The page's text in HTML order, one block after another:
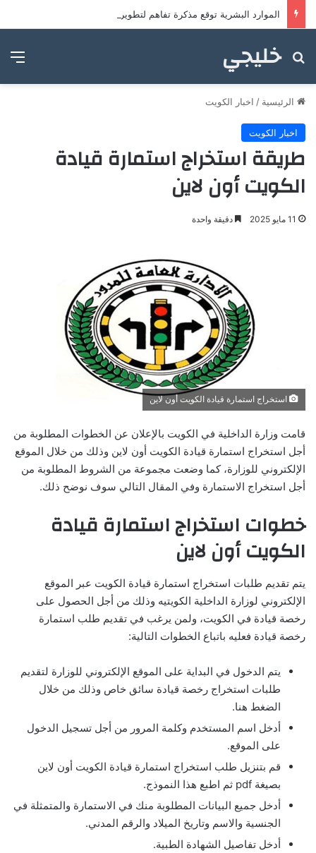
خليجي
بحث عن
الرئيسية / اخبار الكويت
اخبار الكويت
طريقة استخراج استمارة قيادة
الكويت أون لاين
11 مايو 2025 دقيقة واحدة
استخراج استمارة قيادة الكويت أون لاين
قامت وزارة الداخلية في الكويت بالإعلان عن الخطوات المطلوبة من
أجل استخراج استمارة قيادة الكويت أون لاين وذلك من خلال الموقع
الإلكتروني للوزارة، كما وضعت مجموعة من الشروط المطلوبة من
أجل استخراج الاستمارة وفي المقال التالي سوف نوضح ذلك.
خطوات استخراج استمارة قيادة
الكويت أون لاين
يتم تقديم طلبات استخراج استمارة قيادة الكويت عبر الموقع
الإلكتروني لوزارة الداخلية الكويتيه وذلك من أجل الحصول على
رخصة قيادة في الكويت، ولمن يرغب في تقديم طلب استمارة
رخصة قيادة فعليه باتباع الخطوات التالية:
يتم الدخول في البداية على الموقع الإلكتروني للوزارة لتقديم
طلبات استخراج رخصة قيادة سائق خاص وذلك من خلال
الضغط هنا.
أدخل اسم المستخدم وكلمة المرور من أجل تسجيل الدخول
على الموقع.
قم بتنزيل طلب استخراج استمارة قيادة الكويت أون لاين
بصيغة pdf ثم اطبع هذا النموذج.
أدخل جميع البيانات المطلوبة منك في الاستمارة والمتمثلة في
الجنسية والاسم وتاريخ الميلاد والرقم المدني.
أدخل تفاصيل الشهادة الطبية.